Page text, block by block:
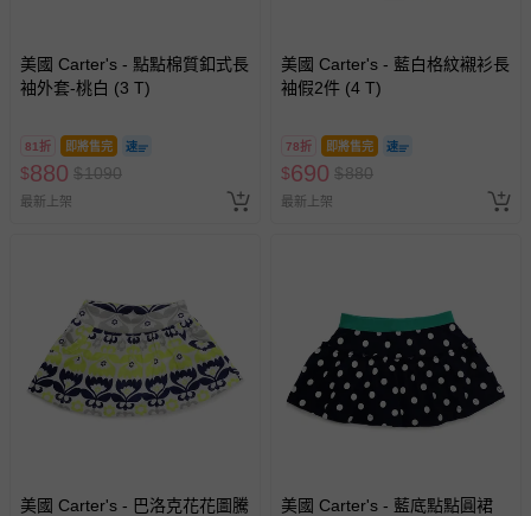
美國 Carter's - 點點棉質釦式長
袖外套-桃白 (3 T)
81折 即將售完
$880 $1090
最新上架
美國 Carter's - 藍白格紋襯衫長
袖假2件 (4 T)
78折 即將售完
$690 $880
最新上架
美國 Carter's - 巴洛克花花圖騰
美國 Carter's - 藍底點點圓裙